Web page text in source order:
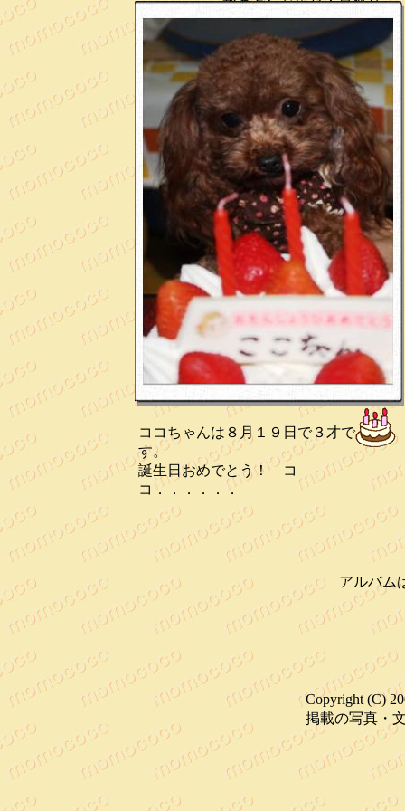
アルバム
ココちゃんは８月１９日で３才で
す。
誕生日おめでとう！ コ
コ．．．．．．
哀愁のダンおやじ！夏祭り
Copyright (C)
掲載の写真・